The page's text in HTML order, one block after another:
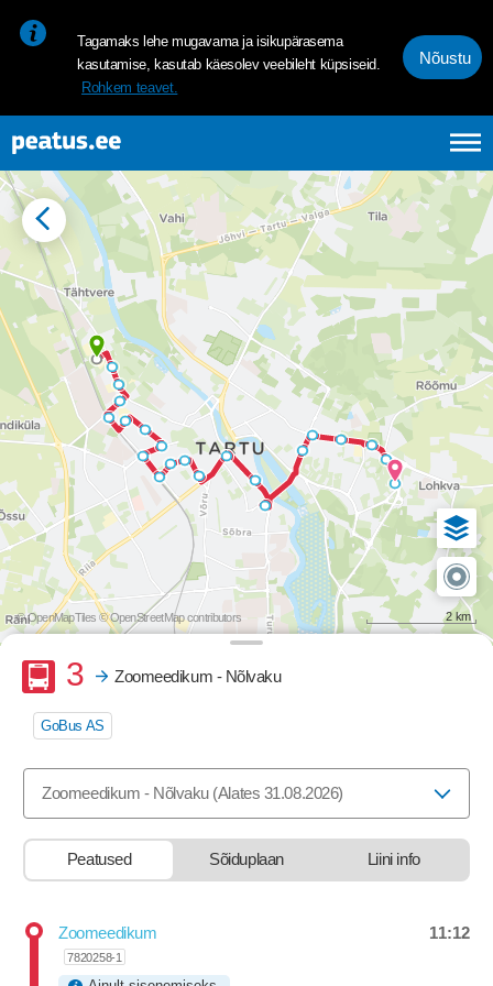
Tagamaks lehe mugavama ja isikupärasema
kasutamise, kasutab käesolev veebileht küpsiseid.
Rohkem teavet.
Nõustu
© OpenMapTiles © OpenStreetMap contributors 2 km
Buss
3 Zoomeedikum - Nõlvaku
GoBus AS
Zoomeedikum - Nõlvaku (Alates 31.08.2026)
Peatused Sõiduplaan Liini info
Zoomeedikum Departure
11:12
7820258-1